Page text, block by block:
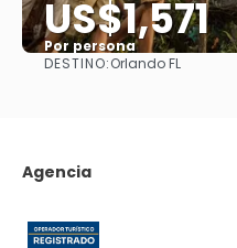
US$1,571
Por persona
DESTINO:Orlando FL
Agencia